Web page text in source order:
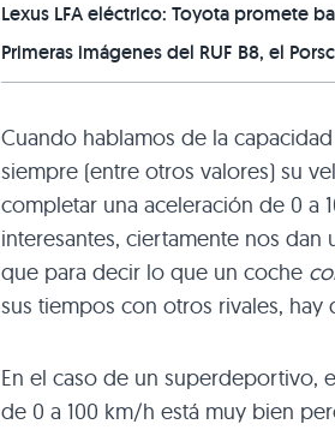
Lexus LFA eléctrico: Toyota promete
Primeras imágenes del RUF B8, el
Cuando hablamos de la
siempre (entre otros valores) su
completar una aceleración de 0 a
interesantes, ciertamente nos
que para decir lo que un coche
sus tiempos con otros rivales,
En el caso de un superdeportivo,
de 0 a 100 km/h está muy bien